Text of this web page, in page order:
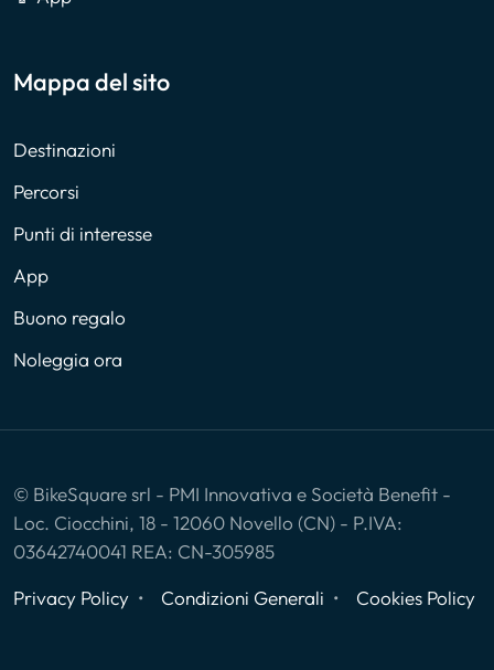
Mappa del sito
Destinazioni
Percorsi
Punti di interesse
App
Buono regalo
Noleggia ora
© BikeSquare srl - PMI Innovativa e Società Benefit -
Loc. Ciocchini, 18 - 12060 Novello (CN) - P.IVA:
03642740041 REA: CN-305985
Privacy Policy
Condizioni Generali Cookies Policy